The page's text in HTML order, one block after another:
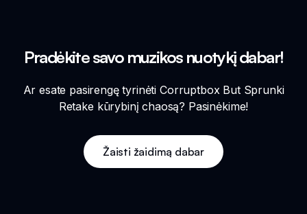
Pradėkite savo muzikos nuotykį dabar!
Ar esate pasirengę tyrinėti Corruptbox But Sprunki
Retake kūrybinį chaosą? Pasinėkime!
Žaisti žaidimą dabar